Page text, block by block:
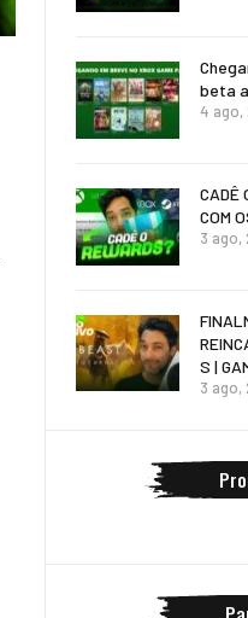
beta
4 ago,
CADÊ
COM
3 ago,
S |
3 ago,